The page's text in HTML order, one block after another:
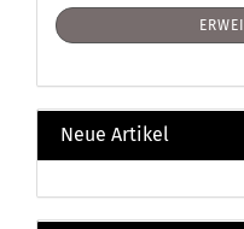
Neue Artikel